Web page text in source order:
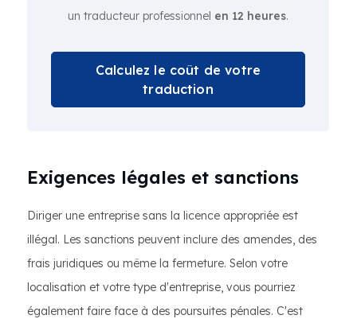
un traducteur professionnel en 12 heures.
Calculez le coût de votre
traduction
Exigences légales et sanctions
Diriger une entreprise sans la licence appropriée est
illégal. Les sanctions peuvent inclure des amendes, des
frais juridiques ou même la fermeture. Selon votre
localisation et votre type d'entreprise, vous pourriez
également faire face à des poursuites pénales. C'est